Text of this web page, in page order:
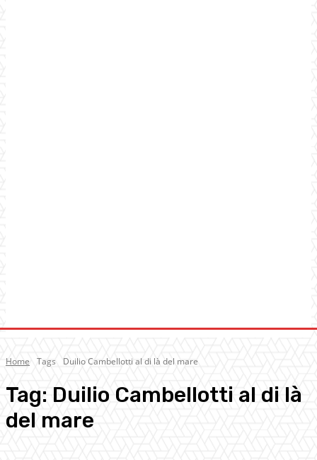
Home Tags Duilio Cambellotti al di là del mare
Tag: Duilio Cambellotti al di là
del mare